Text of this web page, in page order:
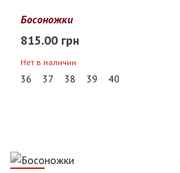
Босоножки
815.00 грн
Нет в наличии
36 37 38 39 40